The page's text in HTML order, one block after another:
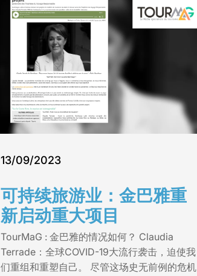
13/09/2023
可持续旅游业：金巴雅重
新启动重大项目
TourMaG : 金巴雅的情况如何？ Claudia
Terrade：全球COVID-19大流行袭击，迫使我
们重组和重塑自己。 尽管这场史无前例的危机